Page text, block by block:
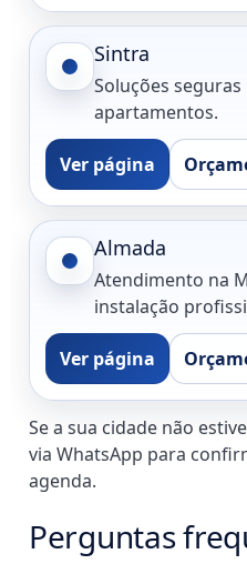
Sintra
Soluções
apartamentos.
Ver página
Almada
Atendimento na
instalação
Ver página
Se a sua cidade não
via WhatsApp para
agenda.
Perguntas